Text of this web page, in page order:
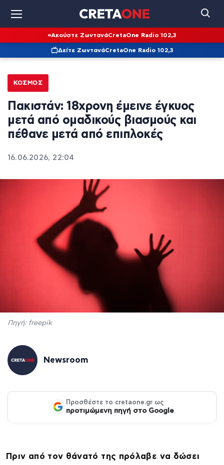
Ακούστε ΖωντανάCretaOne Radio 102,3
Δείτε ΖωντανάCretaOne Radio 102,3
ΚΌΣΜΟΣ
Πακιστάν: 18χρονη έμεινε έγκυος
μετά από ομαδικούς βιασμούς και
πέθανε μετά από επιπλοκές
16.06.2026, 22:04
Πηγή: freepik
Newsroom
Προσθέστε το cretaone.gr ως
προτιμώμενη πηγή στο Google
Πριν από τον θάνατό της πρόλαβε να δώσει